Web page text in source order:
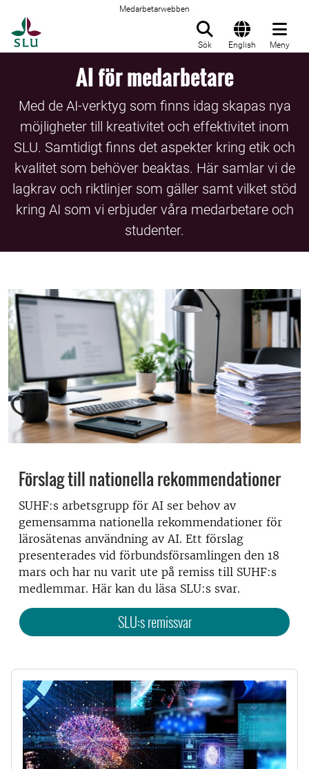
Medarbetarwebben
Sök English Meny
AI för medarbetare
Med de AI-verktyg som finns idag skapas nya
möjligheter till kreativitet och effektivitet inom
SLU. Samtidigt finns det aspekter kring etik och
kvalitet som behöver beaktas. Här samlar vi de
lagkrav och riktlinjer som gäller samt vilket stöd
kring AI som vi erbjuder våra medarbetare och
studenter.
Förslag till nationella rekommendationer
SUHF:s arbetsgrupp för AI ser behov av
gemensamma nationella rekommendationer för
lärosätenas användning av AI. Ett förslag
presenterades vid förbundsförsamlingen den 18
mars och har nu varit ute på remiss till SUHF:s
medlemmar. Här kan du läsa SLU:s svar.
SLU:s remissvar